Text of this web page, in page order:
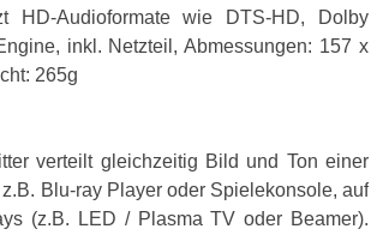
HD-Audioformate wie DTS-HD, Dolby
inkl. Netzteil, Abmessungen: 157 x
265g
verteilt gleichzeitig Bild und Ton einer
Blu-ray Player oder Spielekonsole, auf
(z.B. LED / Plasma TV oder Beamer).